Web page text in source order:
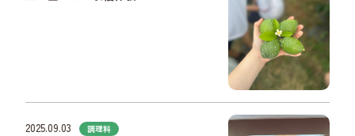
2025.09.03 調理科